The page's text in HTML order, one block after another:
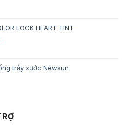
LOCK HEART TINT
trầy xước Newsun